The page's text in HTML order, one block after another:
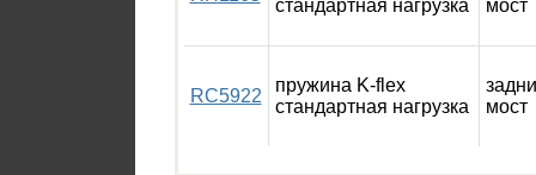
стандартная нагрузка
мост
RC5922
пружина K-flex
стандартная нагрузка
мост